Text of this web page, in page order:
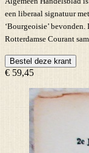
een liberaal signatuur
‘Bourgeoisie’
Rotterdamse Courant
Bestel deze krant
€ 59,45